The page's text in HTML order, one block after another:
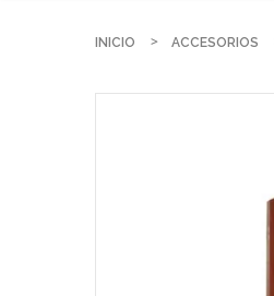
INICIO ACCESORIOS